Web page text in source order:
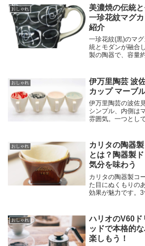
し方はいか...
おしゃれ
美濃焼の伝統
一珍花紋マグ
紹介
一珍花紋(黒)のマ
統とモダンが融合
製の陶器で、容量
おしゃれ
伊万里陶芸 波
カップ マーブ
伊万里陶芸の波佐
シンプル、内側は
雰囲気。一つとし
おしゃれ
カリタの陶器
とは？陶器製
気分を味わう
カリタの陶器製コ
た目にぬくもりの
効果が魅力です。3
喫茶店、カフェの
ンプなどでも楽し
信頼をお届けしま
おしゃれ
ハリオのV60ド
ッドで本格的
楽しもう！